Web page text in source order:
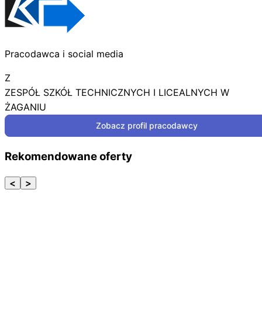
Pracodawca i social media
Z
ZESPÓŁ SZKÓŁ TECHNICZNYCH I LICEALNYCH W
ŻAGANIU
Zobacz profil pracodawcy
Rekomendowane oferty
< >